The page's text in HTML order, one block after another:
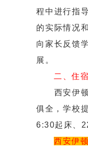
程中进行指
的实际情况
向家长反馈
展。
二、住
西安伊顿
俱全，学校
6:30起床、
西安伊